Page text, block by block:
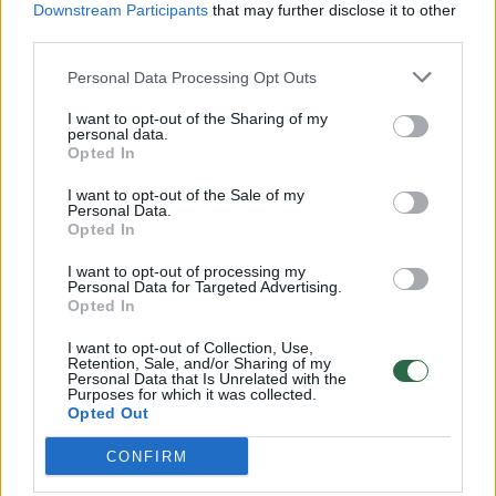
Downstream Participants that may further disclose it to other
Personal Data Processing Opt Outs
I want to opt-out of the Sharing of my
personal data.
Opted In
I want to opt-out of the Sale of my
Personal Data.
Opted In
I want to opt-out of processing my
Personal Data for Targeted Advertising.
Opted In
I want to opt-out of Collection, Use,
Retention, Sale, and/or Sharing of my
Personal Data that Is Unrelated with the
Purposes for which it was collected.
Opted Out
CONFIRM
1/3 arb. š. juodųjų pipirų
2 valg. š. alyvuogių aliejaus
druskos, juodųjų pipirų
1 saujelės smulkintų šviežių kalendrų
Kaip gaminti
Vištienos krūtinėles supjaustome nedideliais,
pailgais gabalėliais, apibarstome druska,
pipirais ir įtriname.
Didelėje keptuvėje ant vidutinės ugnies